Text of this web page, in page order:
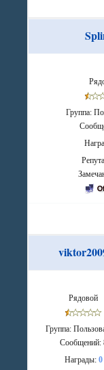
Группа:
Рядовой
Группа:
Сообщений:
Награды: 0